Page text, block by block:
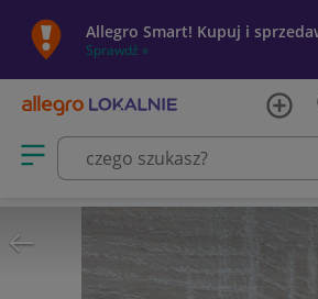
Allegro Smart! Kupuj i
Sprawdź »
Otwórz menu z kategoriami